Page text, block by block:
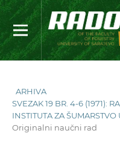
ARHIVA
SVEZAK 19 BR. 4-6 (1971):
INSTITUTA ZA ŠUMARSTVO
Originalni naučni rad